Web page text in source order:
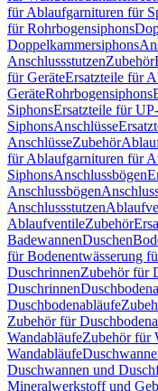
für Ablaufgarnituren für
für Rohrbogensiphons
Doppelkammersiphons
AnschlussstutzenZubehör
für GeräteErsatzteile für
GeräteRohrbogensiphons
SiphonsErsatzteile für
SiphonsAnschlüsse
AnschlüsseZubehör
für Ablaufgarnituren für
SiphonsAnschlussbögen
Anschlussbögen
Anschlussstutzen
AblaufventileZubehör
BadewannenDuschen
für Bodenentwässerung
DuschrinnenZubehör für
Duschrinnen
Duschbodenabläufe
Zubehör für
WandabläufeZubehör für
Wandabläufe
Duschwannen und
Mineralwerkstoff und